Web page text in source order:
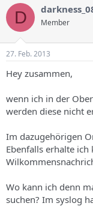
s
e
l
e
r
d
s
T
e
m
a
s
s
d
a
u
m
D Member
27. Feb. 2013
Hey zusammen,
wenn ich in der
werden diese nicht
Im dazugehörigen
Ebenfalls erhalte
Wo kann ich denn
suchen? Im syslog